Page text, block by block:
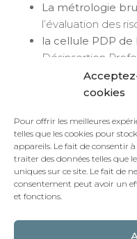
cookies
Pour offrir les meilleures
telles que les cookies pour
appareils. Le fait de consentir
traiter des données telles que
uniques sur ce site. Le fait de
consentement peut avoir un
et fonctions.
La métrologie
l’évaluation des
la cellule PDP de
Désinsertion
comprendre son
agir avant
emploi.Une
exceptionnellede
professionnels et
l’Assurance
convivial